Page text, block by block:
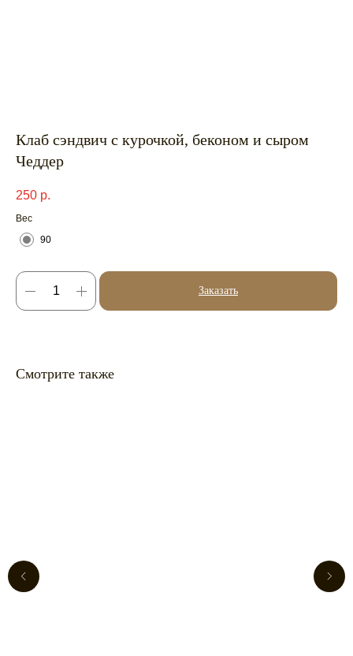
Клаб сэндвич с курочкой, беконом и сыром
Чеддер
250 р.
Вес
90
Заказать
Смотрите также